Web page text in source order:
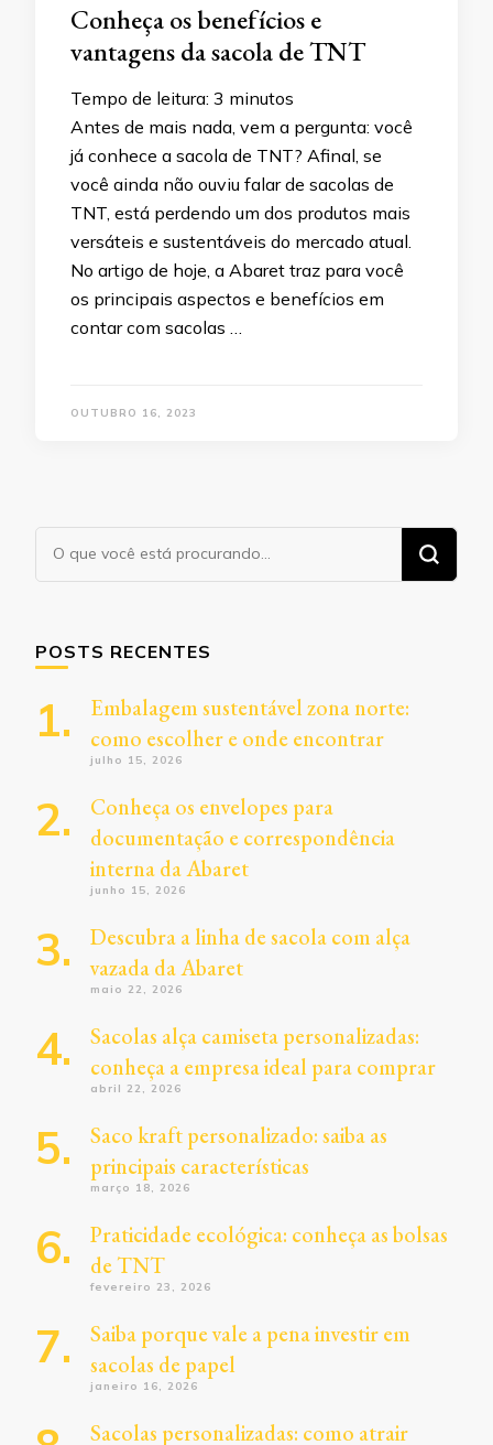
Conheça os benefícios e
vantagens da sacola de TNT
Tempo de leitura: 3 minutos
Antes de mais nada, vem a pergunta: você
já conhece a sacola de TNT? Afinal, se
você ainda não ouviu falar de sacolas de
TNT, está perdendo um dos produtos mais
versáteis e sustentáveis do mercado atual.
No artigo de hoje, a Abaret traz para você
os principais aspectos e benefícios em
contar com sacolas …
OUTUBRO 16, 2023
Procurando
algo?
POSTS RECENTES
Embalagem sustentável zona norte:
como escolher e onde encontrar
julho 15, 2026
Conheça os envelopes para
documentação e correspondência
interna da Abaret
junho 15, 2026
Descubra a linha de sacola com alça
vazada da Abaret
maio 22, 2026
Sacolas alça camiseta personalizadas:
conheça a empresa ideal para comprar
abril 22, 2026
Saco kraft personalizado: saiba as
principais características
março 18, 2026
Praticidade ecológica: conheça as bolsas
de TNT
fevereiro 23, 2026
Saiba porque vale a pena investir em
sacolas de papel
janeiro 16, 2026
Sacolas personalizadas: como atrair